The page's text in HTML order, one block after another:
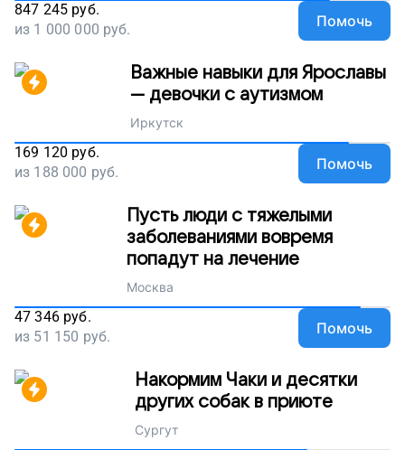
847 245 руб.
из 1 000 000 руб. Помочь
Важные навыки для Ярославы
— девочки с аутизмом
Иркутск
169 120 руб.
из 188 000 руб. Помочь
Пусть люди с тяжелыми
заболеваниями вовремя
попадут на лечение
Москва
47 346 руб.
из 51 150 руб. Помочь
Накормим Чаки и десятки
других собак в приюте
Сургут